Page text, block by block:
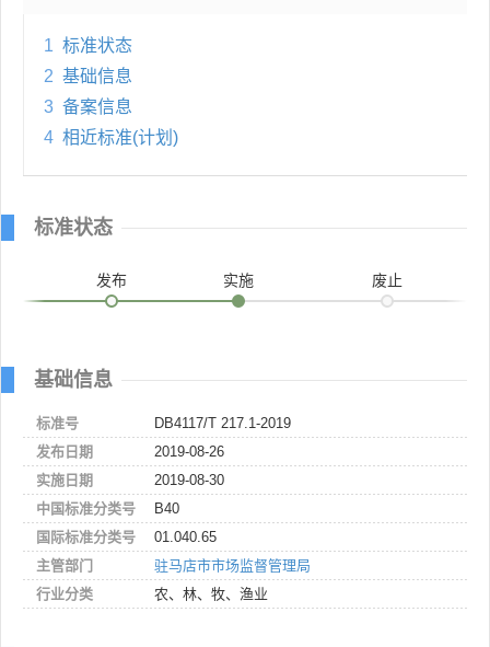
1 标准状态
2 基础信息
3 备案信息
4 相近标准(计划)
标准状态
发布 实施 废止
基础信息
标准号
DB4117/T 217.1-2019
发布日期
2019-08-26
实施日期
2019-08-30
中国标准分类号
B40
国际标准分类号
01.040.65
主管部门
驻马店市市场监督管理局
行业分类
农、林、牧、渔业